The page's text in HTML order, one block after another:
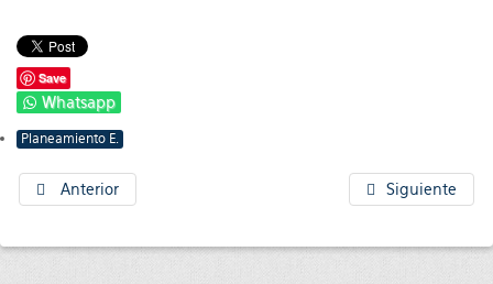
Save
Whatsapp
Planeamiento E.
Anterior Siguiente